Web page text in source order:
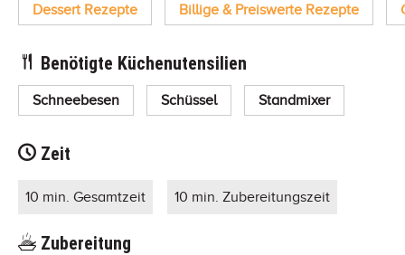
Dessert Rezepte Billige & Preiswerte Rezepte
Benötigte Küchenutensilien
Schneebesen Schüssel Standmixer
Zeit
10 min. Gesamtzeit 10 min. Zubereitungszeit
Zubereitung